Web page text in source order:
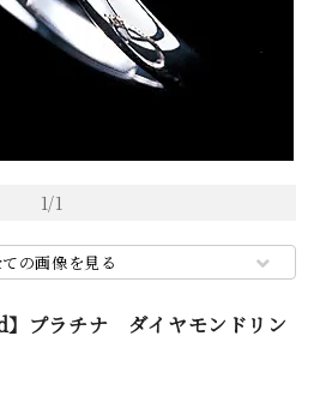
1/1
の画像を見る
】プラチナ ダイヤモンドリン